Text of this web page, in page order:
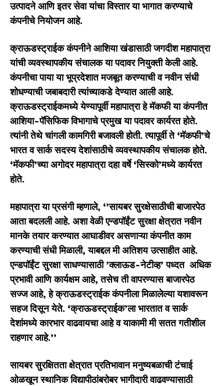
उत्पादने आणि इतर सेवा यांचा विस्तार या भागात करण्याचे
कंपनीचे नियोजन आहे.
क्राऊडस्ट्राईक कंपनीने आशिया खंडासाठी जगदीश महापात्रा
यांची व्यवस्थापकीय संचालक या पदावर नियुक्ती केली आहे.
कंपनीचा पाया या भूप्रदेशात मजबूत करण्याची व नवीन संधी
शोधण्याची जबाबदारी त्यांच्याकडे देण्यात आली आहे.
क्राऊडस्ट्राईकमध्ये येण्यापूर्वी महापात्रा हे मॅकफी या कंपनीत
आशिया-पॅसिफिक विभागाचे प्रमुख या पदावर कार्यरत होते.
त्यांनी तेथे चांगली कामगिरी बजावली होती. त्यापूर्वी ते ‘मॅकफी’चे
भारत व सार्क सदस्य देशांसाठीचे व्यवस्थापकीय संचालक होते.
‘मॅकफी’च्या अगोदर महापात्रा दहा वर्षे ‘सिस्को’मध्ये कार्यरत
होते.
महापात्रा या प्रसंगी म्हणाले, ‘’सायबर सुरक्षेसाठीची बाजारपेठ
आता बदलली आहे. अशा वेळी एन्डपॉईंट सुरक्षा क्षेत्रात नवीन
मानके तयार करण्यात आघाडीवर असणाऱ्या कंपनीत काम
करण्याची संधी मिळाली,याबद्दल मी अतिशय उत्साहीत आहे.
एन्डपॉईंट सुरक्षा साधण्यासाठी’क्लाऊड-नेटीव्ह’ पध्दत अधिक
प्रभावी आणि कार्यक्षम आहे,तसेच ती वापरण्यास बाजारपेठ
सज्ज आहे,हे क्राऊडस्ट्राईक कंपनीला मिळालेल्या यशावरून
सहज दिसून येते. ‘क्राऊडस्ट्राईक’ला भारतात व सार्क
देशांमध्ये कारभार वाढवायचा आहे व याकामी मी सतत गतीशील
राहणार आहे.’’
सायबर सुरक्षितता क्षेत्रात प्रतिभावान मनुष्यबळाची टंचाई
ओळखून स्थानिक विद्यापीठांबरोबर भागीदारी वाढवण्यासाठी